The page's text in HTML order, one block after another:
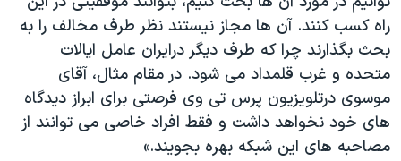
راه کسب کنند. آن ها مجاز نیستند نظر طرف مخالف را به
بحث بگذارند چرا که طرف دیگر درایران عامل ایالات
متحده و غرب قلمداد می شود. در مقام مثال، آقای
موسوی درتلویزیون پرس تی وی فرصتی برای ابراز دیدگاه
های خود نخواهد داشت و فقط افراد خاصی می توانند از
مصاحبه های این شبکه بهره بجویند.»